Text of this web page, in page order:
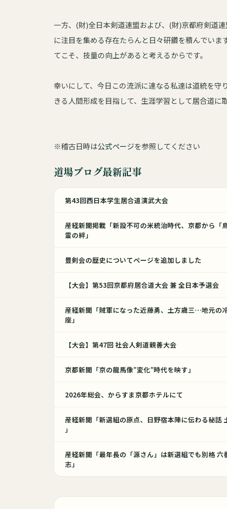
一方、(財)全日本剣道連盟および、(財)京都府剣道
に注目を集める存在たらんと日々研鑽を積んでい
てこそ、技量の向上があると考えるからです。
幸いにして、今日この流派に連なる私達は道統を守
きる人間形成を目指して、生涯学習として居合道に
※稽古日時は公式ページを参照してください
道場ブログ最新記事
第43回西日本学生居合道演武大会
産経新聞掲載「新設不可の米統治時代、京都から「
霊の絆」
豊剣会の歴史についてページを追加しました
【大会】第53回京都府居合道大会 兼 全日本予選会
産経新聞「賊軍になった近藤勇、土方歳三…地元の
座」
【大会】第47回 社会人剣道親善大会
京都新聞「京の龍馬像”変化”時代を映す」
2026年総会、からすま京都ホテルにて
産経新聞「新選組の原点、日野宿本陣に伝わる秘話
」
産経新聞「最年長の「源さん」は新選組でも別格
志」